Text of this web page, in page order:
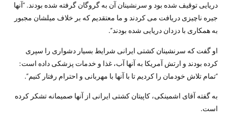
دریایی توقیف شده بود و سرنشینان آن به گروگان گرفته شده بودند. “آنها
جیره ناچیزی دریافت می کردند و ما معتقدیم که بر خلاف میلشان مجبور
به همکاری با دزدان دریایی شده بودند”.
او گفت که سرنشینان کشتی ایرانی شرایط بسیار دشواری را سپری
کرده بودند و ارتش آمریکا به آنها آب، غذا و خدمات پزشکی داده است:
“تمام تلاش خودمان را کردیم تا با آنها با مهربانی و احترام رفتار کنیم”.
به گفته آقای اشمینکی، کاپیتان کشتی ایرانی از آنها صمیمانه تشکر کرده
است.